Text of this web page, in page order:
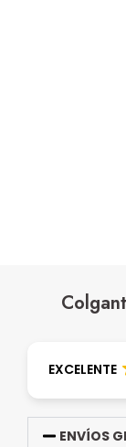
EXCELENTE
ENVÍOS